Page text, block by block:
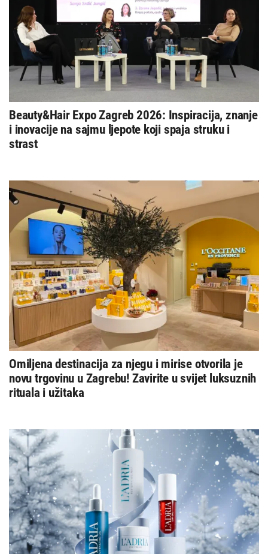
Beauty&Hair Expo Zagreb 2026: Inspiracija, znanje
i inovacije na sajmu ljepote koji spaja struku i
strast
Omiljena destinacija za njegu i mirise otvorila je
novu trgovinu u Zagrebu! Zavirite u svijet luksuznih
rituala i užitaka